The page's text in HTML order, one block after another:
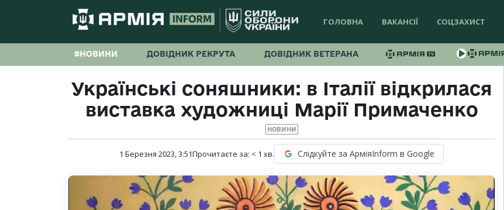
ГОЛОВНА ВАКАНСІЇ СОЦЗАХИСТ
#НОВИНИ ДОВІДНИК РЕКРУТА ДОВІДНИК ВЕТЕРАНА
Українські соняшники: в Італії відкрилася
виставка художниці Марії Примаченко
НОВИНИ
1 Березня 2023, 3:51Прочитаєте за: < 1 хв. Слідкуйте за АрміяInform в Google